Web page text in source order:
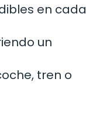
en cada
un
tren o